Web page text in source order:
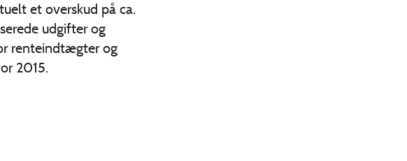
et overskud på ca.
udgifter og
renteindtægter og
2015.